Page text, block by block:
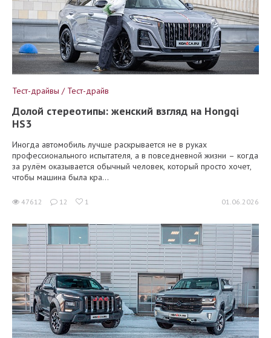
Тест-драйвы / Тест-драйв
Долой стереотипы: женский взгляд на Hongqi
HS3
Иногда автомобиль лучше раскрывается не в руках
профессионального испытателя, а в повседневной жизни – когда
за рулём оказывается обычный человек, который просто хочет,
чтобы машина была кра...
47612 12 1 01.06.2026